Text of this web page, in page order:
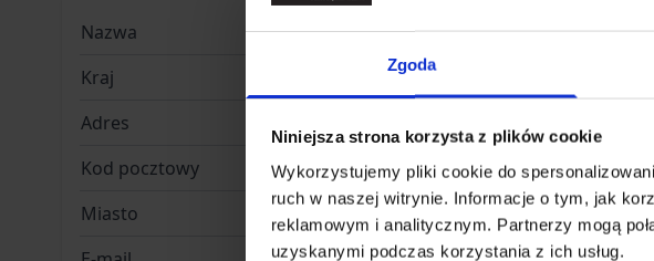
Zgoda
Niniejsza strona korzysta z plików cookie
Wykorzystujemy pliki cookie do
ruch w naszej witrynie. Informacje o tym, jak
reklamowym i analitycznym. Partnerzy mogą
uzyskanymi podczas korzystania z ich usług.
Nazwa
SPE-GF CORP Sp. Z o.o. Sp.k.
Kraj
Polska
Adres
ul. Jana Długosza 42-46
Kod pocztowy
51-162
Miasto
Wrocław